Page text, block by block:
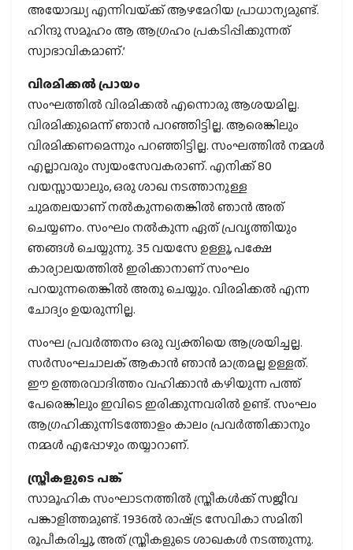
അയോദ്ധ്യ എന്നിവയ്‌ക്ക് ആഴമേറിയ പ്രാധാന്യമുണ്ട്.
ഹിന്ദു സമൂഹം ആ ആഗ്രഹം പ്രകടിപ്പിക്കുന്നത്
സ്വാഭാവികമാണ്.’
വിരമിക്കല്‍ പ്രായം
സംഘത്തില്‍ വിരമിക്കല്‍ എന്നൊരു ആശയമില്ല.
വിരമിക്കുമെന്ന് ഞാന്‍ പറഞ്ഞിട്ടില്ല. ആരെങ്കിലും
വിരമിക്കണമെന്നും പറഞ്ഞിട്ടില്ല. സംഘത്തില്‍ നമ്മള്‍
എല്ലാവരും സ്വയംസേവകരാണ്. എനിക്ക് 80
വയസ്സായാലും, ഒരു ശാഖ നടത്താനുള്ള
ചുമതലയാണ് നല്‍കുന്നതെങ്കില്‍ ഞാന്‍ അത്
ചെയ്യണം. സംഘം നല്‍കുന്ന ഏത് പ്രവൃത്തിയും
ഞങ്ങള്‍ ചെയ്യുന്നു. 35 വയസേ ഉള്ളൂ, പക്ഷേ
കാര്യാലയത്തില്‍ ഇരിക്കാനാണ് സംഘം
പറയുന്നതെങ്കില്‍ അതു ചെയ്യും. വിരമിക്കല്‍ എന്ന
ചോദ്യം ഉയരുന്നില്ല.
സംഘ പ്രവര്‍ത്തനം ഒരു വ്യക്തിയെ ആശ്രയിച്ചല്ല.
സര്‍സംഘചാലക് ആകാന്‍ ഞാന്‍ മാത്രമല്ല ഉള്ളത്.
ഈ ഉത്തരവാദിത്തം വഹിക്കാന്‍ കഴിയുന്ന പത്ത്
പേരെങ്കിലും ഇവിടെ ഇരിക്കുന്നവരില്‍ ഉണ്ട്. സംഘം
ആഗ്രഹിക്കുന്നിടത്തോളം കാലം പ്രവര്‍ത്തിക്കാനും
നമ്മള്‍ എപ്പോഴും തയ്യാറാണ്.
സ്ത്രീകളുടെ പങ്ക്
സാമൂഹിക സംഘാടനത്തില്‍ സ്ത്രീകള്‍ക്ക് സജീവ
പങ്കാളിത്തമുണ്ട്. 1936ല്‍ രാഷ്‌ട്ര സേവികാ സമിതി
രൂപീകരിച്ചു, അത് സ്ത്രീകളുടെ ശാഖകള്‍ നടത്തുന്നു.